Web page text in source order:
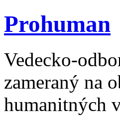
Prohuman
Vedecko-
zameraný na
humanitných